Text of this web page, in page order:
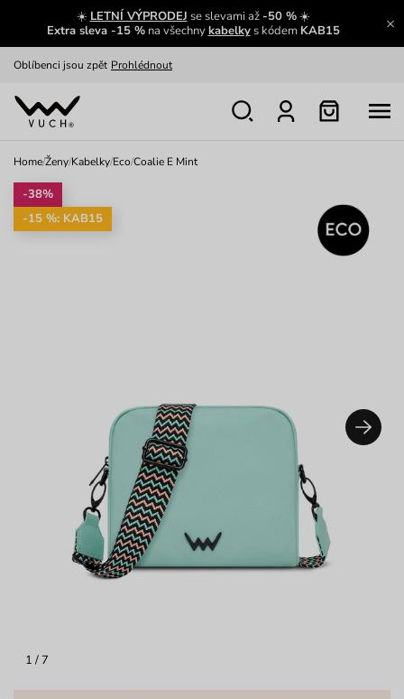
☀️ LETNÍ VÝPRODEJ se slevami až -50 %☀️
Extra sleva -15 %na všechnykabelkys kódem KAB15
Výměna a vrácení zdarma Zobrazit
Oblíbenci jsou zpět Prohlédnout
Nech se inspirovat
Home/Ženy/Kabelky/Eco/Coalie E Mint
1 / 7
-38%
-15 %: KAB15